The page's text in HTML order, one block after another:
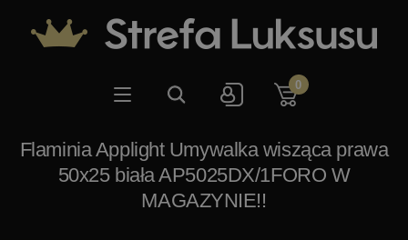
0
Flaminia Applight Umywalka wisząca prawa
50x25 biała AP5025DX/1FORO W
MAGAZYNIE!!